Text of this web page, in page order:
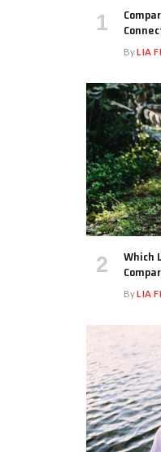
ByLIA
Which
ByLIA